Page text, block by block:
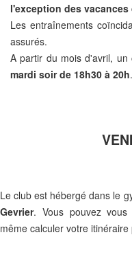
l'exception des vacances
Les entraînements
assurés.
A partir du mois d'avril, un
mardi soir de 18h30 à 20h.
Le club est hébergé dans le
Gevrier. Vous pouvez
même calculer votre